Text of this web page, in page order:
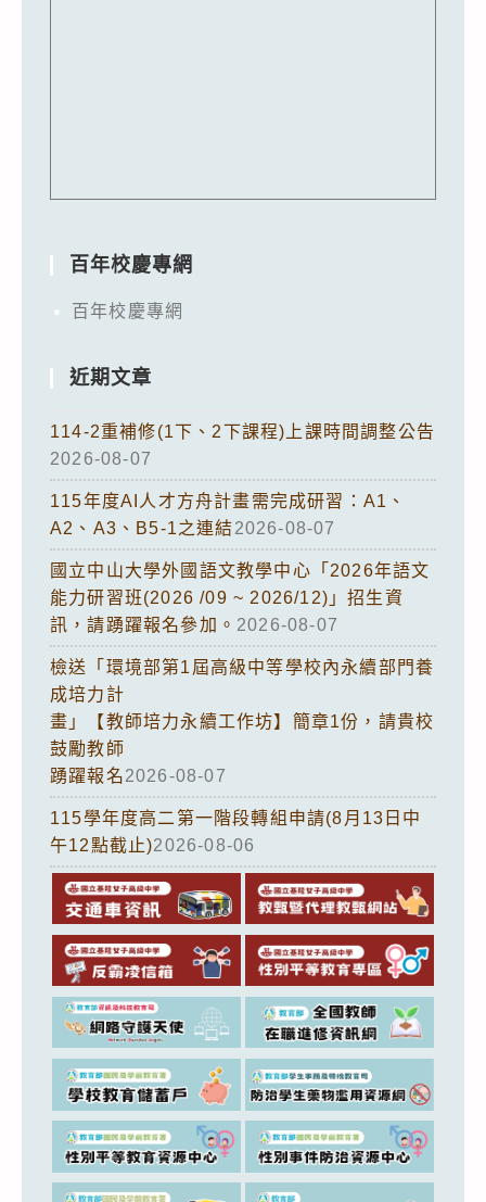
百年校慶專網
百年校慶專網
近期文章
114-2重補修(1下、2下課程)上課時間調整公告
2026-08-07
115年度AI人才方舟計畫需完成研習：A1、
A2、A3、B5-1之連結2026-08-07
國立中山大學外國語文教學中心「2026年語文
能力研習班(2026 /09 ~ 2026/12)」招生資
訊，請踴躍報名參加。 2026-08-07
檢送「環境部第1屆高級中等學校內永續部門養
成培力計
畫」【教師培力永續工作坊】簡章1份，請貴校
鼓勵教師
踴躍報名2026-08-07
115學年度高二第一階段轉組申請(8月13日中
午12點截止)2026-08-06